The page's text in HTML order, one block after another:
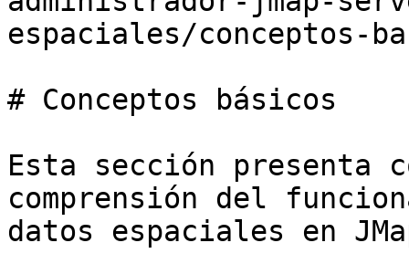
espaciales/conceptos-
# Conceptos básicos
Esta sección presenta
comprensión del
datos espaciales en